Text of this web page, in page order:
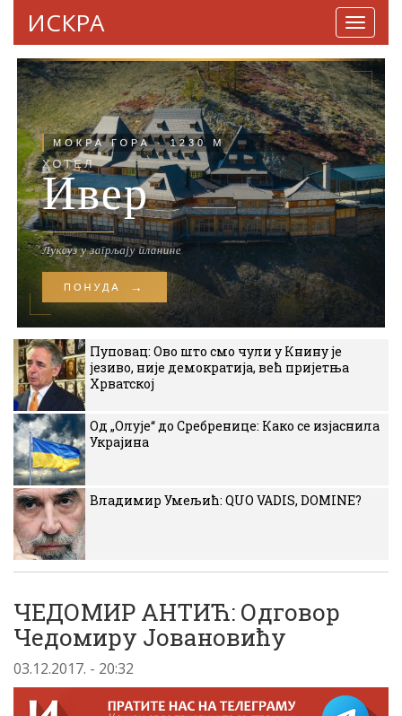
ИСКРА
Пуповац: Ово што смо чули у Книну је
језиво, није демократија, већ пријетња
Хрватској
Од „Олује“ до Сребренице: Како се изјаснила
Украјина
Владимир Умељић: QUO VADIS, DOMINE?
ЧЕДОМИР АНТИЋ: Одговор
Чедомиру Јовановићу
03.12.2017. - 20:32